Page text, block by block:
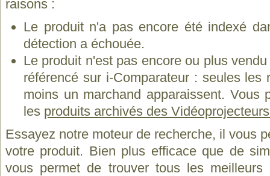
raisons :
Le produit n'a pas encore été indexé
détection a échouée.
Le produit n'est pas encore ou plus
référencé sur i-Comparateur : seules les
moins un marchand apparaissent. Vous
les produits archivés des
Essayez notre moteur de recherche, il vous
votre produit. Bien plus efficace que de
vous permet de trouver tous les